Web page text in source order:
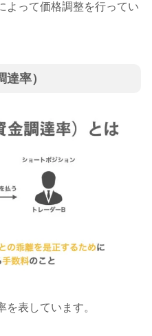
よって価格調整を行ってい
率）
表しています。